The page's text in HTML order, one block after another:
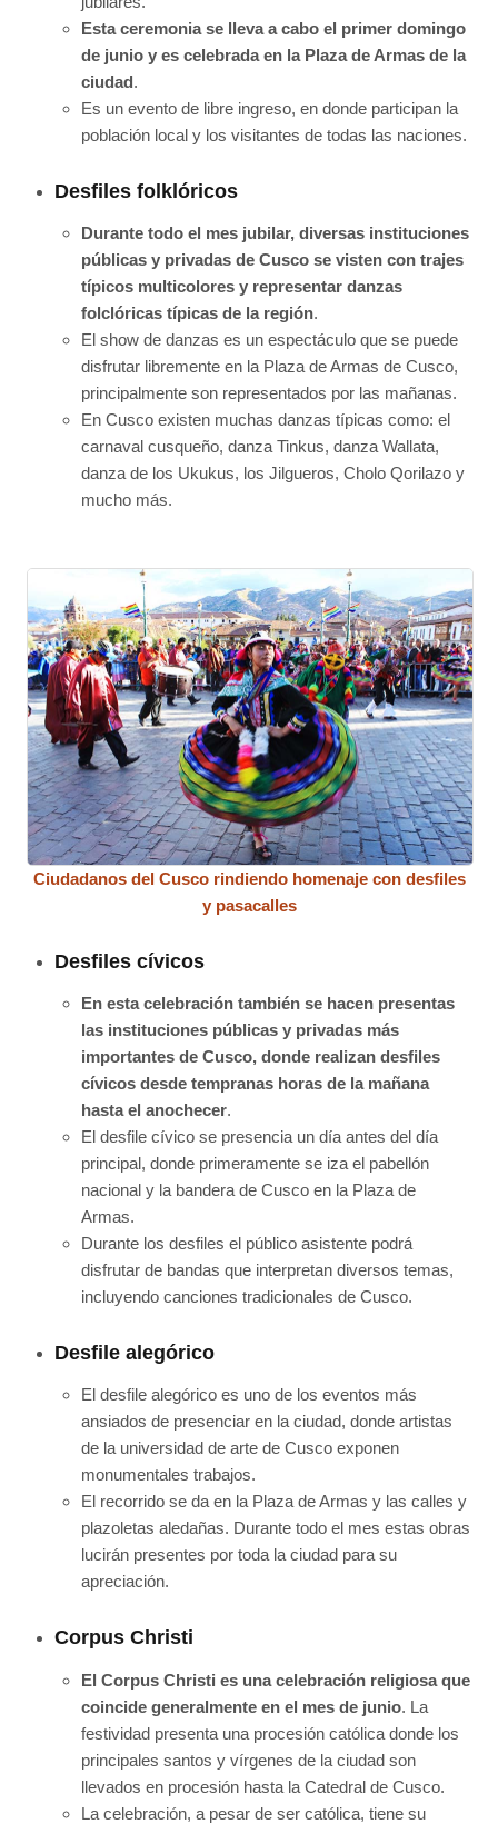
Esta ceremonia se lleva a cabo el primer domingo
de junio y es celebrada en la Plaza de Armas de la
ciudad.
Es un evento de libre ingreso, en donde participan la
población local y los visitantes de todas las naciones.
Desfiles folklóricos
Durante todo el mes jubilar, diversas instituciones
públicas y privadas de Cusco se visten con trajes
típicos multicolores y representar danzas
folclóricas típicas de la región.
El show de danzas es un espectáculo que se puede
disfrutar libremente en la Plaza de Armas de Cusco,
principalmente son representados por las mañanas.
En Cusco existen muchas danzas típicas como: el
carnaval cusqueño, danza Tinkus, danza Wallata,
danza de los Ukukus, los Jilgueros, Cholo Qorilazo y
mucho más.
Ciudadanos del Cusco rindiendo homenaje con desfiles
y pasacalles
Desfiles cívicos
En esta celebración también se hacen presentas
las instituciones públicas y privadas más
importantes de Cusco, donde realizan desfiles
cívicos desde tempranas horas de la mañana
hasta el anochecer.
El desfile cívico se presencia un día antes del día
principal, donde primeramente se iza el pabellón
nacional y la bandera de Cusco en la Plaza de
Armas.
Durante los desfiles el público asistente podrá
disfrutar de bandas que interpretan diversos temas,
incluyendo canciones tradicionales de Cusco.
Desfile alegórico
El desfile alegórico es uno de los eventos más
ansiados de presenciar en la ciudad, donde artistas
de la universidad de arte de Cusco exponen
monumentales trabajos.
El recorrido se da en la Plaza de Armas y las calles y
plazoletas aledañas. Durante todo el mes estas obras
lucirán presentes por toda la ciudad para su
apreciación.
Corpus Christi
El Corpus Christi es una celebración religiosa que
coincide generalmente en el mes de junio. La
festividad presenta una procesión católica donde los
principales santos y vírgenes de la ciudad son
llevados en procesión hasta la Catedral de Cusco.
La celebración, a pesar de ser católica, tiene su